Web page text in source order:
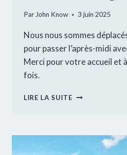
ParJohn Know 3 juin 2025
Nous nous sommes
pour passer l’après-midi
Merci pour votre accueil et
fois.
LIRE LA SUITE JOURNÉE